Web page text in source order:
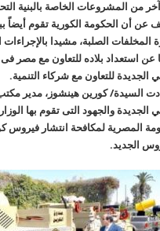
من المشروعات الخاصة بالبنية
عن أن الحكومة الكورية تقوم أيضاً
المخلفات الصلبة، مشيدا
عن استعداد بلاده للتعاون مع مصر
الجديدة للتعاون مع شركاء التنمية.
السيدة/ كورين هينشوز، مدير مكتب
الجديدة والجهود التى تقوم بها
المصرية لمكافحة انتشار فيروس
الجديد.